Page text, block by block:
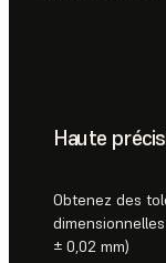
Haute
Obtenez des
± 0,02 mm)